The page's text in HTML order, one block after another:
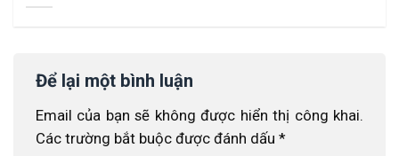
Để lại một bình luận
Email của bạn sẽ không được hiển thị công khai.
Các trường bắt buộc được đánh dấu *